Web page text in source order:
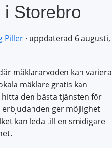
i Storebro
Piller · uppdaterad 6 augusti,
mäklararvoden kan variera
mäklare gratis kan
den bästa tjänsten för
erbjudanden ger möjlighet
kan leda till en smidigare